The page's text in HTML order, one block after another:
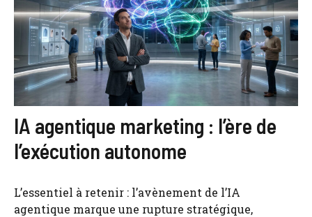
IA agentique marketing : l’ère de
l’exécution autonome
L’essentiel à retenir : l’avènement de l’IA
agentique marque une rupture stratégique,